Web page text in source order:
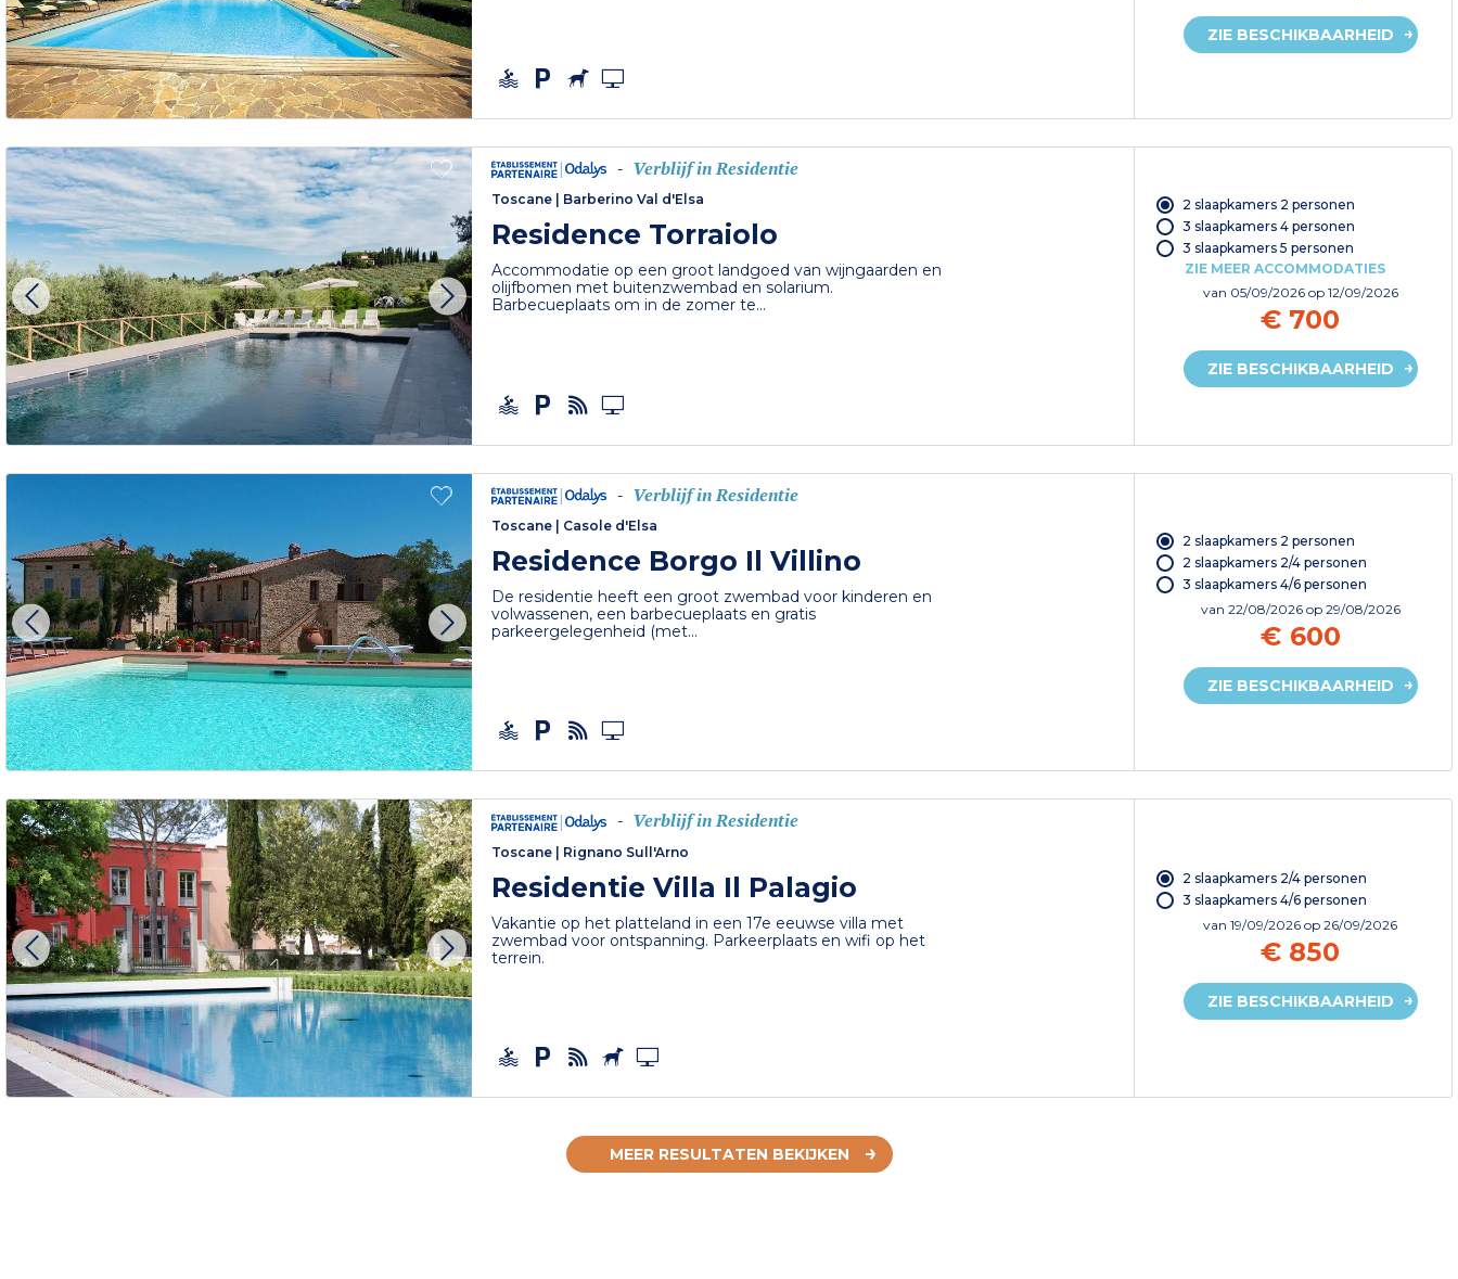
ZIE BESCHIKBAARHEID
- Verblijf in Residentie
Toscane Barberino Val d'Elsa
Residence Torraiolo
Accommodatie op een groot landgoed van wijngaarden en
olijfbomen met buitenzwembad en solarium.
Barbecueplaats om in de zomer te...
2 slaapkamers 2 personen
3 slaapkamers 4 personen
3 slaapkamers 5 personen
ZIE MEER ACCOMMODATIES
van 05/09/2026 op 12/09/2026
€ 700
ZIE BESCHIKBAARHEID
- Verblijf in Residentie
Toscane Casole d'Elsa
Residence Borgo Il Villino
De residentie heeft een groot zwembad voor kinderen en
volwassenen, een barbecueplaats en gratis
parkeergelegenheid (met...
2 slaapkamers 2 personen
2 slaapkamers 2/4 personen
3 slaapkamers 4/6 personen
van 22/08/2026 op 29/08/2026
€ 600
ZIE BESCHIKBAARHEID
- Verblijf in Residentie
Toscane Rignano Sull'Arno
Residentie Villa Il Palagio
Vakantie op het platteland in een 17e eeuwse villa met
zwembad voor ontspanning. Parkeerplaats en wifi op het
terrein.
2 slaapkamers 2/4 personen
3 slaapkamers 4/6 personen
van19/09/2026op 26/09/2026
€ 850
ZIE BESCHIKBAARHEID
MEER RESULTATEN BEKIJKEN